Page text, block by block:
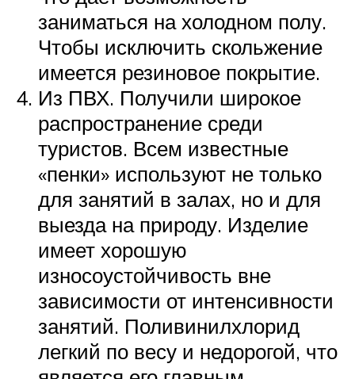
заниматься на холодном полу.
Чтобы исключить скольжение
имеется резиновое покрытие.
Из ПВХ. Получили широкое
распространение среди
туристов. Всем известные
«пенки» используют не только
для занятий в залах, но и для
выезда на природу. Изделие
имеет хорошую
износоустойчивость вне
зависимости от интенсивности
занятий. Поливинилхлорид
легкий по весу и недорогой, что